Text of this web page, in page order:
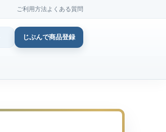
ご利用方法よくある質問
じぶんで商品登録